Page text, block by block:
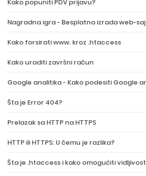
Kako popuniti PDV prijavu?
Nagradna igra - Besplatna izrada web-
Kako forsirati www. kroz .htaccess
Kako uraditi završni račun
Google analitika - Kako podesiti Google
Šta je Error 404?
Prelazak sa HTTP na HTTPS
HTTP ili HTTPS: U čemu je razlika?
Šta je .htaccess i kako omogućiti